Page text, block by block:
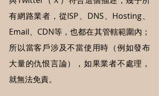
有網路業者，從ISP、DNS、Hosting、
Email、CDN等，也都在其管轄範圍內；
所以當客戶涉及不當使用時（例如發布
大量的仇恨言論），如果業者不處理，
就無法免責。